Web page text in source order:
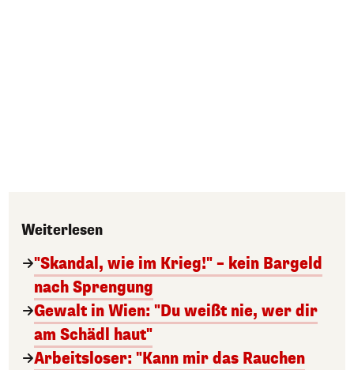
Weiterlesen
"Skandal, wie im Krieg!" – kein Bargeld
nach Sprengung
Gewalt in Wien: "Du weißt nie, wer dir
am Schädl haut"
Arbeitsloser: "Kann mir das Rauchen